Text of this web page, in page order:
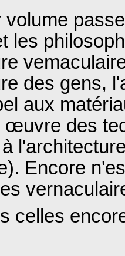
volume
les
des gens,
aux
œuvre des
Encore
celles